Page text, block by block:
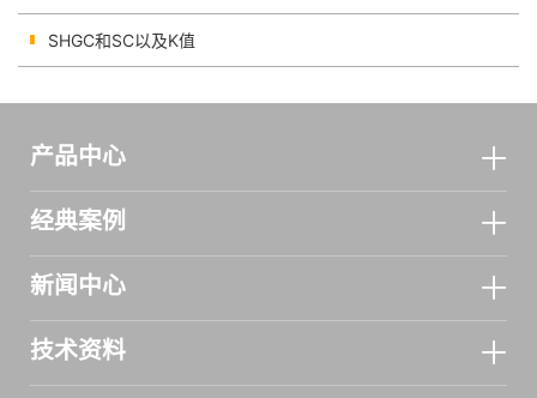
SHGC和SC以及K值
产品中心
经典案例
新闻中心
技术资料